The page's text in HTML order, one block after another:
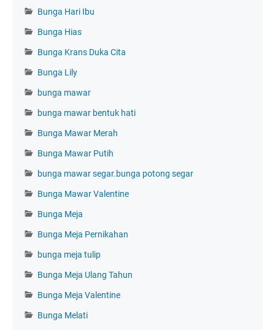
Bunga Hari Ibu
Bunga Hias
Bunga Krans Duka Cita
Bunga Lily
bunga mawar
bunga mawar bentuk hati
Bunga Mawar Merah
Bunga Mawar Putih
bunga mawar segar.bunga potong segar
Bunga Mawar Valentine
Bunga Meja
Bunga Meja Pernikahan
bunga meja tulip
Bunga Meja Ulang Tahun
Bunga Meja Valentine
Bunga Melati